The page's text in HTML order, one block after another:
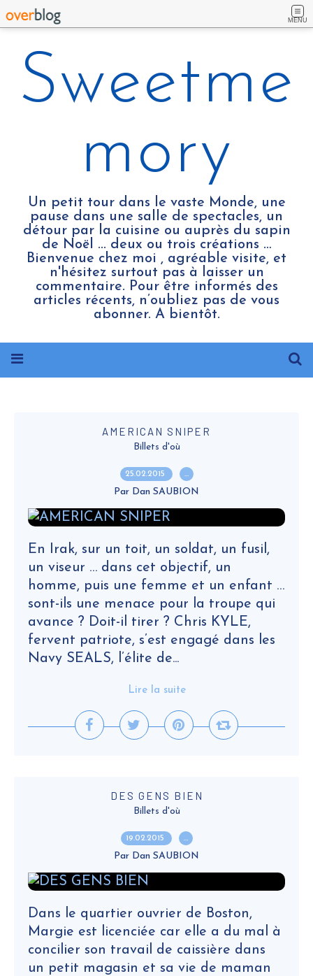
MENU
Sweetme
mory
Un petit tour dans le vaste Monde, une
pause dans une salle de spectacles, un
détour par la cuisine ou auprès du sapin
de Noël ... deux ou trois créations …
Bienvenue chez moi , agréable visite, et
n'hésitez surtout pas à laisser un
commentaire. Pour être informés des
articles récents, n’oubliez pas de vous
abonner. A bientôt.
AMERICAN SNIPER
Billets d'où
25.02.2015 …
Par Dan SAUBION
En Irak, sur un toit, un soldat, un fusil,
un viseur … dans cet objectif, un
homme, puis une femme et un enfant …
sont-ils une menace pour la troupe qui
avance ? Doit-il tirer ? Chris KYLE,
fervent patriote, s’est engagé dans les
Navy SEALS, l’élite de...
Lire la suite
DES GENS BIEN
Billets d'où
19.02.2015 …
Par Dan SAUBION
Dans le quartier ouvrier de Boston,
Margie est licenciée car elle a du mal à
concilier son travail de caissière dans
un petit magasin et sa vie de maman